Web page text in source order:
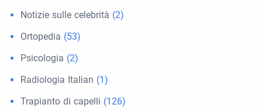
Notizie sulle celebrità (2)
Ortopedia (53)
Psicologia (2)
Radiologia Italian (1)
Trapianto di capelli (126)